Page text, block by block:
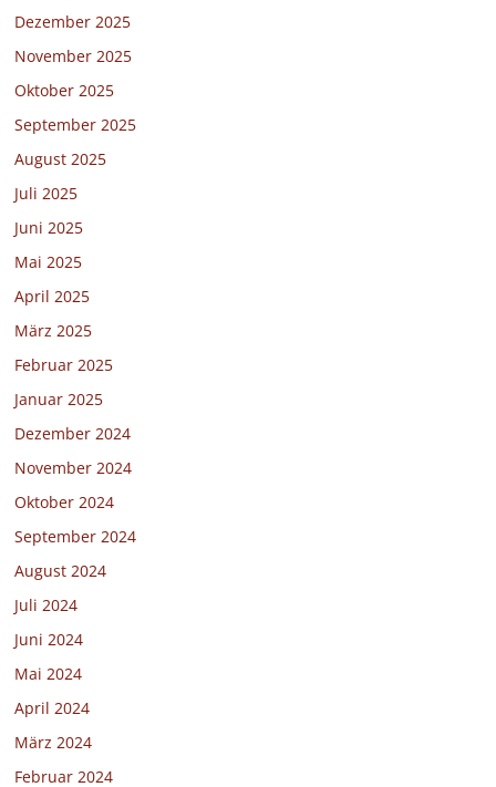
Dezember 2025
November 2025
Oktober 2025
September 2025
August 2025
Juli 2025
Juni 2025
Mai 2025
April 2025
März 2025
Februar 2025
Januar 2025
Dezember 2024
November 2024
Oktober 2024
September 2024
August 2024
Juli 2024
Juni 2024
Mai 2024
April 2024
März 2024
Februar 2024